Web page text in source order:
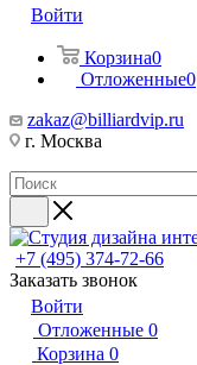
Войти
Корзина0
Отложенные0
zakaz@billiardvip.ru
г. Москва
+7 (495) 374-72-66
Заказать звонок
Войти
Отложенные 0
Корзина 0